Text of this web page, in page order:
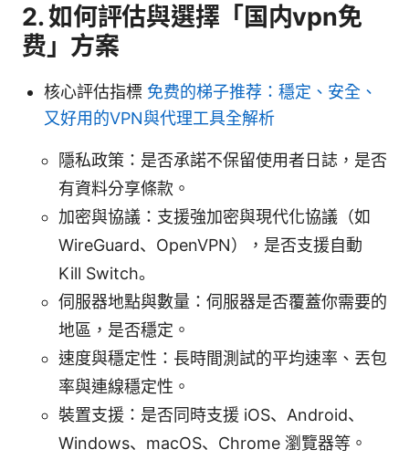
2. 如何評估與選擇「国内vpn免
费」方案
核心評估指標 免费的梯子推荐：穩定、安全、
又好用的VPN與代理工具全解析
隱私政策：是否承諾不保留使用者日誌，是否
有資料分享條款。
加密與協議：支援強加密與現代化協議（如
WireGuard、OpenVPN），是否支援自動
Kill Switch。
伺服器地點與數量：伺服器是否覆蓋你需要的
地區，是否穩定。
速度與穩定性：長時間測試的平均速率、丟包
率與連線穩定性。
裝置支援：是否同時支援 iOS、Android、
Windows、macOS、Chrome 瀏覽器等。